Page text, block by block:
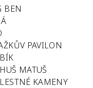
BEN
PAVILON
MATUŠ
KAMENY